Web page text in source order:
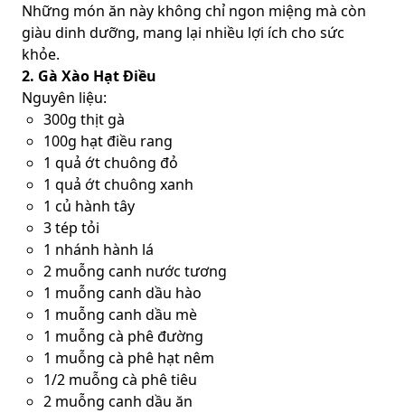
Những món ăn này không chỉ ngon miệng mà còn
giàu dinh dưỡng, mang lại nhiều lợi ích cho sức
khỏe.
2. Gà Xào Hạt Điều
Nguyên liệu:
300g thịt gà
100g hạt điều rang
1 quả ớt chuông đỏ
1 quả ớt chuông xanh
1 củ hành tây
3 tép tỏi
1 nhánh hành lá
2 muỗng canh nước tương
1 muỗng canh dầu hào
1 muỗng canh dầu mè
1 muỗng cà phê đường
1 muỗng cà phê hạt nêm
1/2 muỗng cà phê tiêu
2 muỗng canh dầu ăn